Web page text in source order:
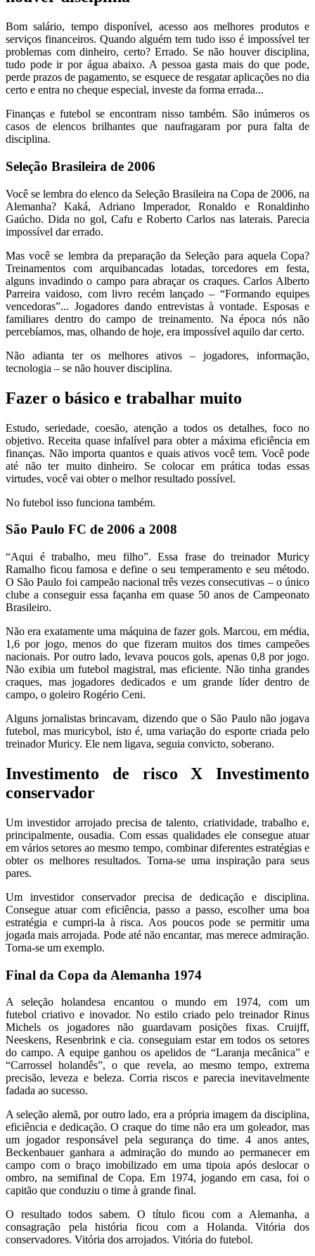
Bom salário, tempo disponível, acesso aos melhores produtos e
serviços financeiros. Quando alguém tem tudo isso é impossível ter
problemas com dinheiro, certo? Errado. Se não houver disciplina,
tudo pode ir por água abaixo. A pessoa gasta mais do que pode,
perde prazos de pagamento, se esquece de resgatar aplicações no dia
certo e entra no cheque especial, investe da forma errada...
Finanças e futebol se encontram nisso também. São inúmeros os
casos de elencos brilhantes que naufragaram por pura falta de
disciplina.
Seleção Brasileira de 2006
Você se lembra do elenco da Seleção Brasileira na Copa de 2006, na
Alemanha? Kaká, Adriano Imperador, Ronaldo e Ronaldinho
Gaúcho. Dida no gol, Cafu e Roberto Carlos nas laterais. Parecia
impossível dar errado.
Mas você se lembra da preparação da Seleção para aquela Copa?
Treinamentos com arquibancadas lotadas, torcedores em festa,
alguns invadindo o campo para abraçar os craques. Carlos Alberto
Parreira vaidoso, com livro recém lançado – “Formando equipes
vencedoras”... Jogadores dando entrevistas à vontade. Esposas e
familiares dentro do campo de treinamento. Na época nós não
percebíamos, mas, olhando de hoje, era impossível aquilo dar certo.
Não adianta ter os melhores ativos – jogadores, informação,
tecnologia – se não houver disciplina.
Fazer o básico e trabalhar muito
Estudo, seriedade, coesão, atenção a todos os detalhes, foco no
objetivo. Receita quase infalível para obter a máxima eficiência em
finanças. Não importa quantos e quais ativos você tem. Você pode
até não ter muito dinheiro. Se colocar em prática todas essas
virtudes, você vai obter o melhor resultado possível.
No futebol isso funciona também.
São Paulo FC de 2006 a 2008
“Aqui é trabalho, meu filho”. Essa frase do treinador Muricy
Ramalho ficou famosa e define o seu temperamento e seu método.
O São Paulo foi campeão nacional três vezes consecutivas – o único
clube a conseguir essa façanha em quase 50 anos de Campeonato
Brasileiro.
Não era exatamente uma máquina de fazer gols. Marcou, em média,
1,6 por jogo, menos do que fizeram muitos dos times campeões
nacionais. Por outro lado, levava poucos gols, apenas 0,8 por jogo.
Não exibia um futebol magistral, mas eficiente. Não tinha grandes
craques, mas jogadores dedicados e um grande líder dentro de
campo, o goleiro Rogério Ceni.
Alguns jornalistas brincavam, dizendo que o São Paulo não jogava
futebol, mas muricybol, isto é, uma variação do esporte criada pelo
treinador Muricy. Ele nem ligava, seguia convicto, soberano.
Investimento de risco X Investimento
conservador
Um investidor arrojado precisa de talento, criatividade, trabalho e,
principalmente, ousadia. Com essas qualidades ele consegue atuar
em vários setores ao mesmo tempo, combinar diferentes estratégias e
obter os melhores resultados. Torna-se uma inspiração para seus
pares.
Um investidor conservador precisa de dedicação e disciplina.
Consegue atuar com eficiência, passo a passo, escolher uma boa
estratégia e cumpri-la à risca. Aos poucos pode se permitir uma
jogada mais arrojada. Pode até não encantar, mas merece admiração.
Torna-se um exemplo.
Final da Copa da Alemanha 1974
A seleção holandesa encantou o mundo em 1974, com um
futebol criativo e inovador. No estilo criado pelo treinador Rinus
Michels os jogadores não guardavam posições fixas. Cruijff,
Neeskens, Resenbrink e cia. conseguiam estar em todos os setores
do campo. A equipe ganhou os apelidos de “Laranja mecânica” e
“Carrossel holandês”, o que revela, ao mesmo tempo, extrema
precisão, leveza e beleza. Corria riscos e parecia inevitavelmente
fadada ao sucesso.
A seleção alemã, por outro lado, era a própria imagem da disciplina,
eficiência e dedicação. O craque do time não era um goleador, mas
um jogador responsável pela segurança do time. 4 anos antes,
Beckenbauer ganhara a admiração do mundo ao permanecer em
campo com o braço imobilizado em uma tipoia após deslocar o
ombro, na semifinal de Copa. Em 1974, jogando em casa, foi o
capitão que conduziu o time à grande final.
O resultado todos sabem. O título ficou com a Alemanha, a
consagração pela história ficou com a Holanda. Vitória dos
conservadores. Vitória dos arrojados. Vitória do futebol.